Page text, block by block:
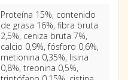
Proteína 15%, contenido
de grasa 16%, fibra bruta
2,5%, ceniza bruta 7%,
calcio 0,9%, fósforo 0,6%,
metionina 0,35%, lisina
0,8%, treonina 0,5%,